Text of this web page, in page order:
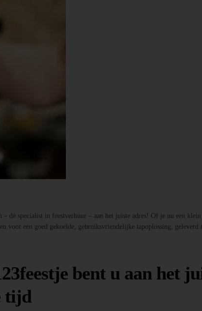
dé specialist in feestverhuur – aan het juiste adres! Of je nu een
een goed gekoelde, gebruiksvriendelijke tapoplossing, geleverd
bent u aan het
tijd